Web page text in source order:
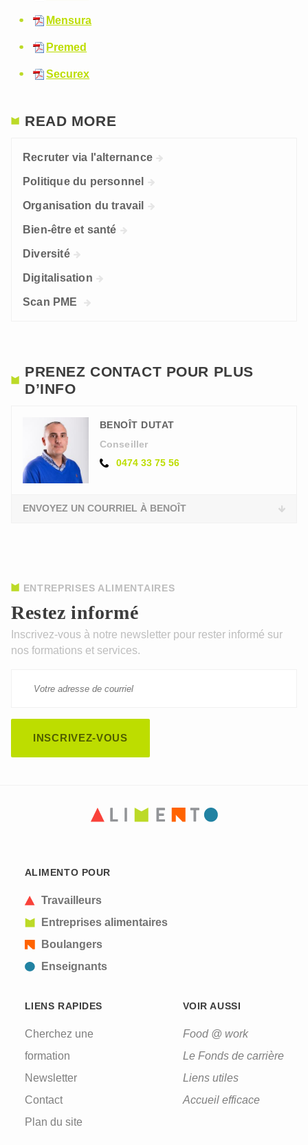
Mensura
Premed
Securex
READ MORE
Recruter via l'alternance
Politique du personnel
Organisation du travail
Bien-être et santé
Diversité
Digitalisation
Scan PME
PRENEZ CONTACT POUR PLUS
D’INFO
BENOÎT DUTAT
Conseiller
0474 33 75 56
ENVOYEZ UN COURRIEL À BENOÎT
submissions.
Restez informé
ENTREPRISES ALIMENTAIRES
Inscrivez-vous à notre newsletter pour rester informé sur
nos formations et services.
ALIMENTO POUR
Travailleurs
Entreprises alimentaires
Boulangers
Enseignants
LIENS RAPIDES
Cherchez une
formation
Newsletter
Contact
Plan du site
VOIR AUSSI
Food @ work
Le Fonds de carrière
Liens utiles
Accueil efficace